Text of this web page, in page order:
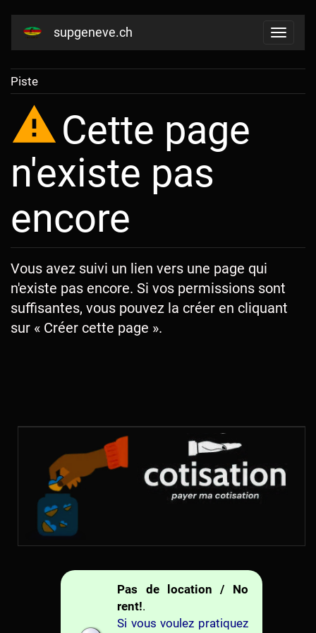
supgeneve.ch
Piste
Cette page
n'existe pas
encore
Vous avez suivi un lien vers une page qui
n'existe pas encore. Si vos permissions sont
suffisantes, vous pouvez la créer en cliquant
sur « Créer cette page ».
Pas de location / No
rent!.
Si vous voulez pratiquez